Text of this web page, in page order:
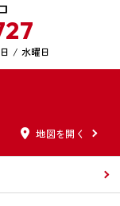
/ 水曜日
地図を開く